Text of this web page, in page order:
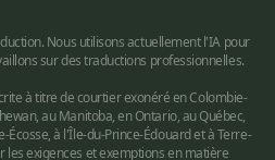
Nous utilisons actuellement l'IA pour
sur des traductions professionnelles.
à titre de courtier exonéré en Colombie-
au Manitoba, en Ontario, au Québec,
à l'Île-du-Prince-Édouard et à Terre-
les exigences et exemptions en matière